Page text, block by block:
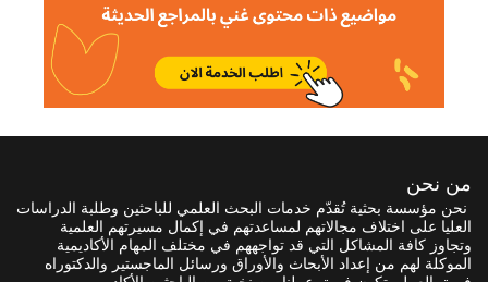
من نحن
نحن مؤسسة بحثية تُقدّم خدمات البحث العلمي للباحثين وطلبة الدراسات
العليا على اختلاف مجالاتهم لمساعدتهم في إكمال مسيرتهم العلمية
وتجاوز كافة المشاكل التي قد تواجههم في مختلف المهام الأكاديمية
الموكلة لهم من إعداد الأبحاث والأوراق ورسائل الماجستير والدكتوراه